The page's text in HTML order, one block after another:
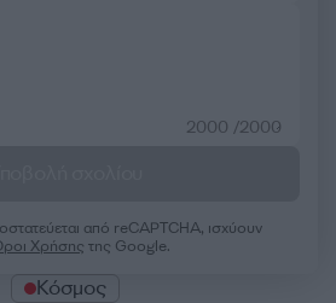
2000 /2000
από reCAPTCHA, ισχύουν
Χρήσης της Google.
Κόσμος